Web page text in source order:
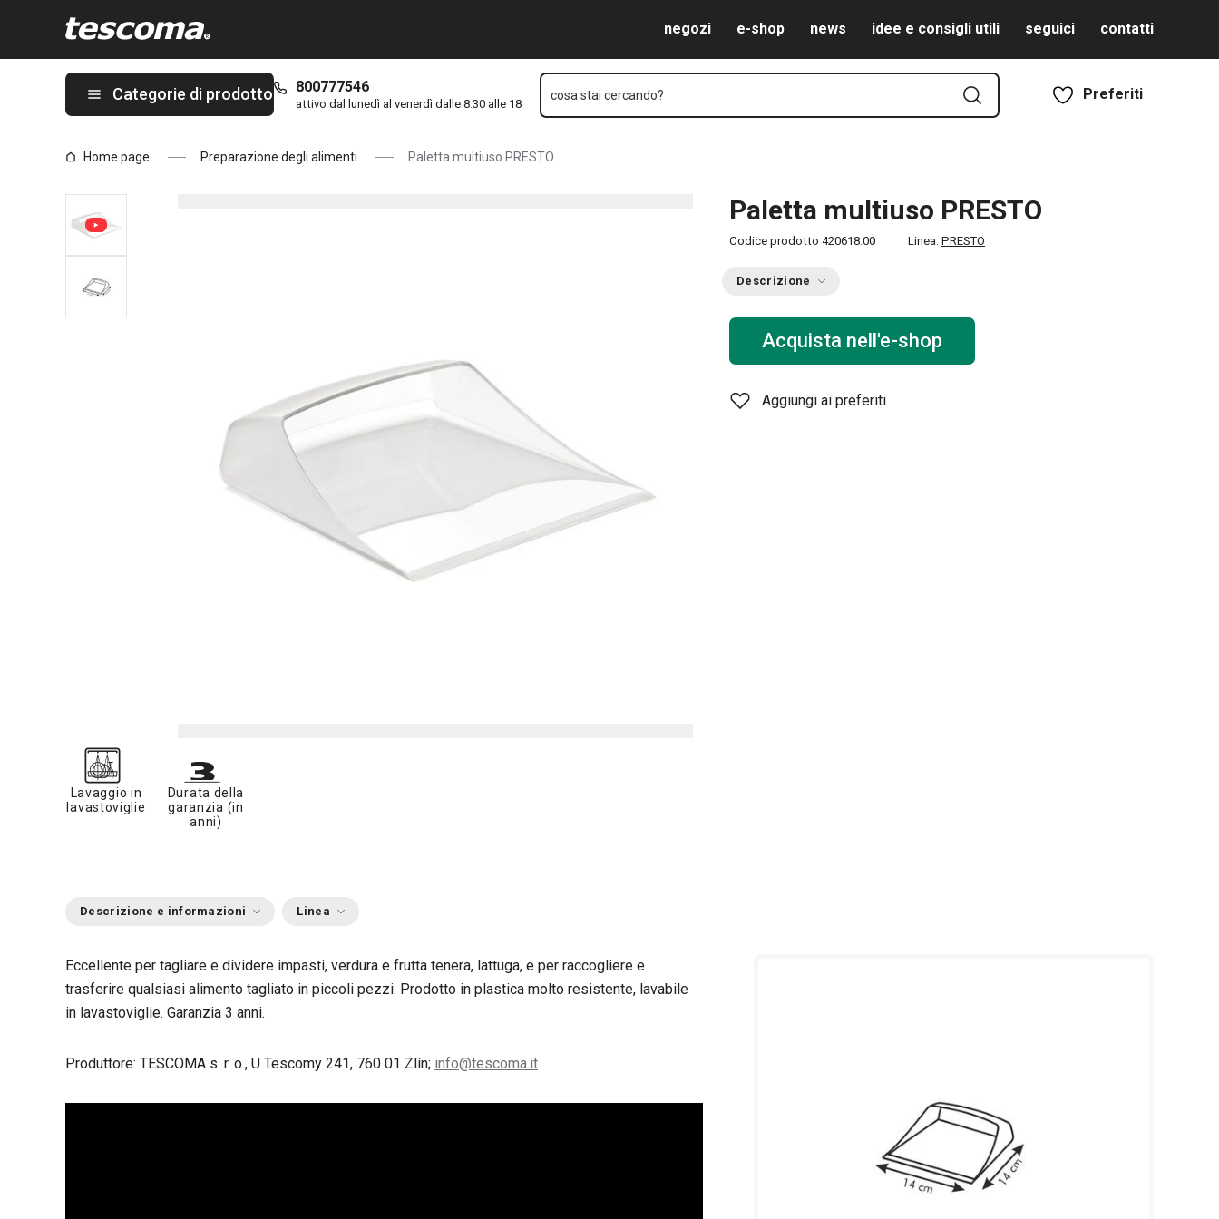
negozi e-shop news idee e consigli utili seguici contatti
Categorie di prodotto 800777546
attivo dal lunedì al venerdì dalle 8.30 alle 18
cosa stai cercando? Preferiti
Home page Preparazione degli alimenti Paletta multiuso PRESTO
Paletta multiuso PRESTO
Codice prodotto 420618.00 Linea: PRESTO
Descrizione
Acquista nell'e-shop
Aggiungi ai preferiti
Lavaggio in
lavastoviglie
Durata della
garanzia (in
anni)
Descrizione e informazioni Linea
Eccellente per tagliare e dividere impasti, verdura e frutta tenera, lattuga, e per raccogliere e
trasferire qualsiasi alimento tagliato in piccoli pezzi. Prodotto in plastica molto resistente, lavabile
in lavastoviglie. Garanzia 3 anni.
Produttore: TESCOMA s. r. o., U Tescomy 241, 760 01 Zlín; info@tescoma.it